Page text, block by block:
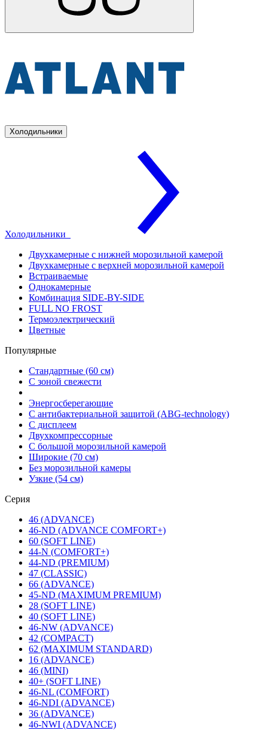
Холодильники
Холодильники
Двухкамерные с нижней морозильной камерой
Двухкамерные с верхней морозильной камерой
Встраиваемые
Однокамерные
Комбинация SIDE-BY-SIDE
FULL NO FROST
Термоэлектрический
Цветные
Популярные
Стандартные (60 см)
С зоной свежести
Энергосберегающие
С антибактериальной защитой (ABG-technology)
С дисплеем
Двухкомпрессорные
С большой морозильной камерой
Широкие (70 см)
Без морозильной камеры
Узкие (54 см)
Серия
46 (ADVANCE)
46-ND (ADVANCE COMFORT+)
60 (SOFT LINE)
44-N (COMFORT+)
44-ND (PREMIUM)
47 (CLASSIC)
66 (ADVANCE)
45-ND (MAXIMUM PREMIUM)
28 (SOFT LINE)
40 (SOFT LINE)
46-NW (ADVANCE)
42 (COMPACT)
62 (MAXIMUM STANDARD)
16 (ADVANCE)
46 (MINI)
40+ (SOFT LINE)
46-NL (COMFORT)
46-NDI (ADVANCE)
36 (ADVANCE)
46-NWI (ADVANCE)